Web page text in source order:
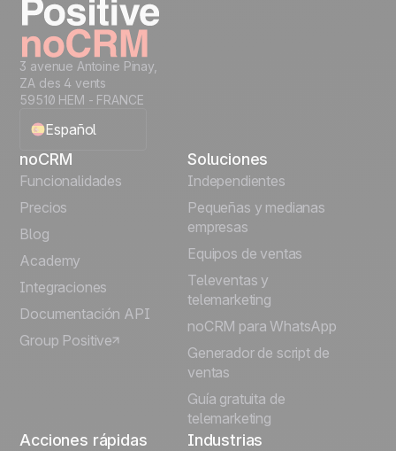
3 avenue Antoine Pinay,
ZA des 4 vents
59510 HEM - FRANCE
Español
English
Português
Italiano
Deutsch
noCRM
Funcionalidades
Precios
Blog
Academy
Integraciones
Documentación API
Group Positive
Soluciones
Independientes
Pequeñas y medianas
empresas
Equipos de ventas
Televentas y
telemarketing
noCRM para WhatsApp
Generador de script de
ventas
Guía gratuita de
telemarketing
Acciones rápidas Industrias